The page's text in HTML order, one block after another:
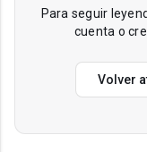
Para seguir
cuenta o
Volver